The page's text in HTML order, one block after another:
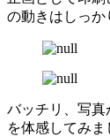
の動きはしっか
バッチリ、写真
を体感してみ